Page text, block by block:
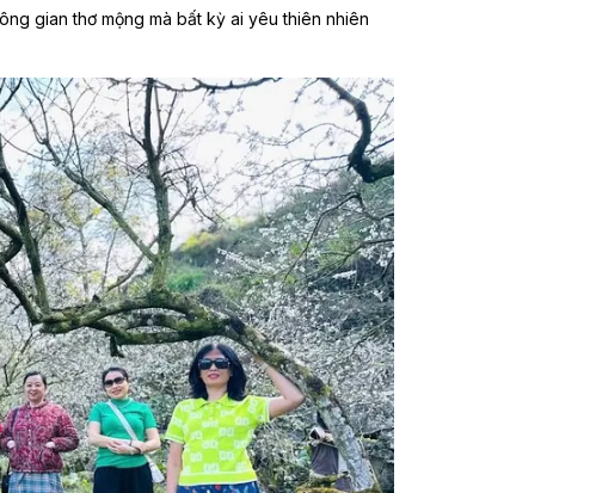
gian thơ mộng mà bất kỳ ai yêu thiên nhiên